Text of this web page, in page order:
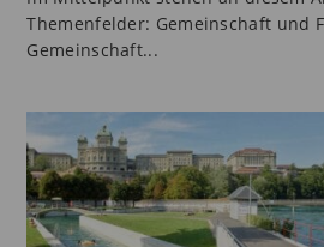
Themenfelder: Gemeinschaft und
Gemeinschaft...